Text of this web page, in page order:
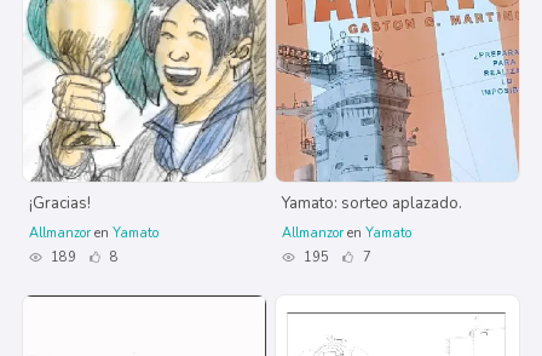
¡Gracias!
Allmanzor en Yamato
189
8
Yamato: sorteo aplazado.
Allmanzor en Yamato
195
7